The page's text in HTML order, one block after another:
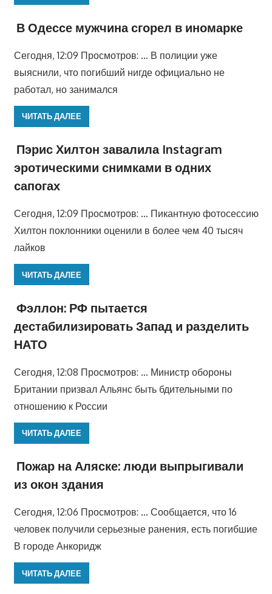
В Одессе мужчина сгорел в иномарке
Сегодня, 12:09 Просмотров: … В полиции уже
выяснили, что погибший нигде официально не
работал, но занимался
ЧИТАТЬ ДАЛЕЕ
Пэрис Хилтон завалила Instagram
эротическими снимками в одних
сапогах
Сегодня, 12:09 Просмотров: … Пикантную фотосессию
Хилтон поклонники оценили в более чем 40 тысяч
лайков
ЧИТАТЬ ДАЛЕЕ
Фэллон: РФ пытается
дестабилизировать Запад и разделить
НАТО
Сегодня, 12:08 Просмотров: … Министр обороны
Британии призвал Альянс быть бдительными по
отношению к России
ЧИТАТЬ ДАЛЕЕ
Пожар на Аляске: люди выпрыгивали
из окон здания
Сегодня, 12:06 Просмотров: … Сообщается, что 16
человек получили серьезные ранения, есть погибшие
В городе Анкоридж
ЧИТАТЬ ДАЛЕЕ